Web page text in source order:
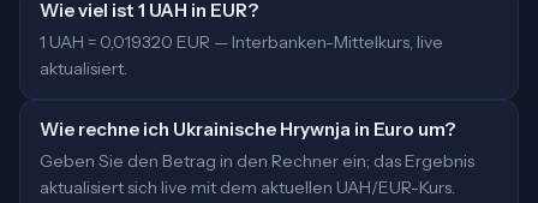
Wie viel ist 1 UAH in EUR?
1 UAH = 0,019320 EUR — Interbanken-Mittelkurs, live
aktualisiert.
Wie rechne ich Ukrainische Hrywnja in Euro um?
Geben Sie den Betrag in den Rechner ein; das Ergebnis
aktualisiert sich live mit dem aktuellen UAH/EUR-Kurs.